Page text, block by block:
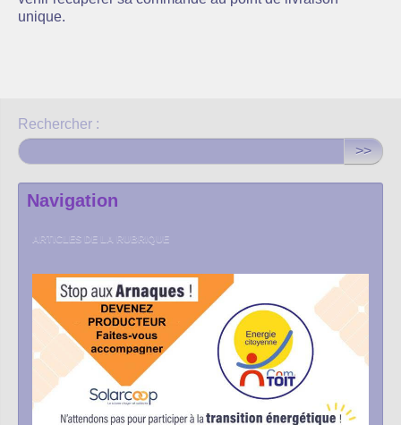
unique.
Rechercher :
>>
Navigation
ARTICLES DE LA RUBRIQUE